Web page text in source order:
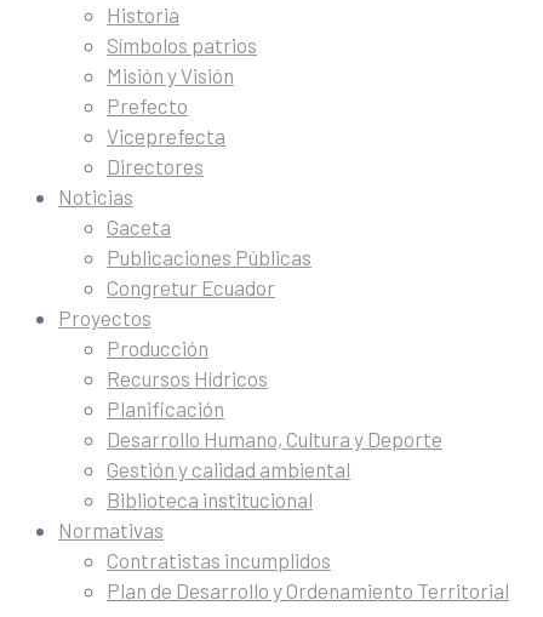
Historia
Símbolos patrios
Misión y Visión
Prefecto
Viceprefecta
Directores
Noticias
Gaceta
Publicaciones Públicas
Congretur Ecuador
Proyectos
Producción
Recursos Hídricos
Planificación
Desarrollo Humano, Cultura y Deporte
Gestión y calidad ambiental
Biblioteca institucional
Normativas
Contratistas incumplidos
Plan de Desarrollo y Ordenamiento Territorial